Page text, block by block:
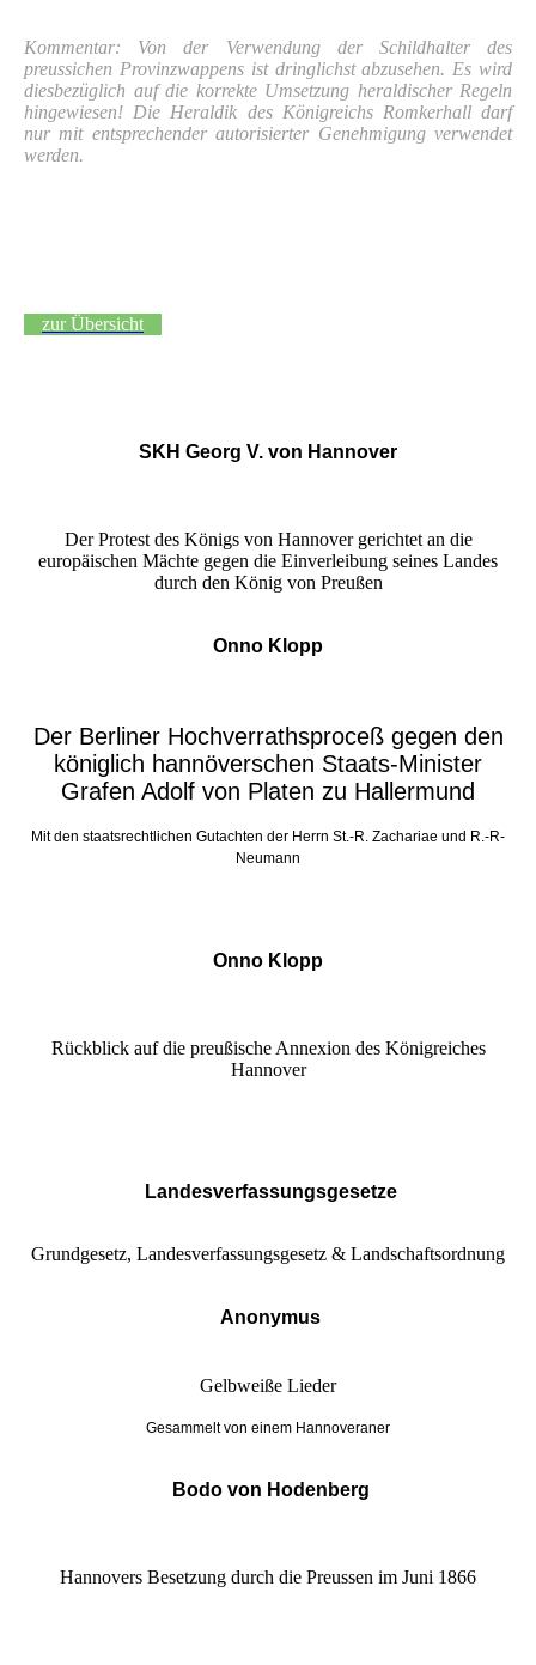
Kommentar: Von der Verwendung der Schildhalter des
preussichen Provinzwappens ist dringlichst abzusehen. Es wird
diesbezüglich auf die korrekte Umsetzung heraldischer Regeln
hingewiesen! Die Heraldik des Königreichs Romkerhall darf
nur mit entsprechender autorisierter Genehmigung verwendet
werden.
zur Übersicht
SKH Georg V. von Hannover
Der Protest des Königs von Hannover gerichtet an die
europäischen Mächte gegen die Einverleibung seines Landes
durch den König von Preußen
Onno Klopp
Der Berliner Hochverrathsproceß gegen den
königlich hannöverschen Staats-Minister
Grafen Adolf von Platen zu Hallermund
Mit den staatsrechtlichen Gutachten der Herrn St.-R. Zachariae und R.-R-
Neumann
Onno Klopp
Rückblick auf die preußische Annexion des Königreiches
Hannover
Landesverfassungsgesetze
Grundgesetz, Landesverfassungsgesetz & Landschaftsordnung
Anonymus
Gelbweiße Lieder
Gesammelt von einem Hannoveraner
Bodo von Hodenberg
Hannovers Besetzung durch die Preussen im Juni 1866